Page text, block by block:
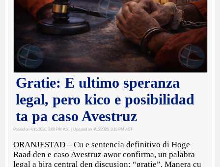
Gratie: E ultimo speranza
legal, pero kico e posibilidad
ta pa caso Avestruz
Posted on 4/15/2026, 3:00 PM AST | Updated on 4/15/2026, 3:18 PM AST
ORANJESTAD – Cu e sentencia definitivo di Hoge
Raad den e caso Avestruz awor confirma, un palabra
legal a bira central den discusion: “gratie”. Manera cu